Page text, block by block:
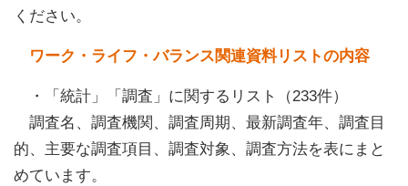
ください。
ワーク・ライフ・バランス関連資料リストの内容
・「統計」「調査」に関するリスト（233件）
調査名、調査機関、調査周期、最新調査年、調査目
的、主要な調査項目、調査対象、調査方法を表にまと
めています。